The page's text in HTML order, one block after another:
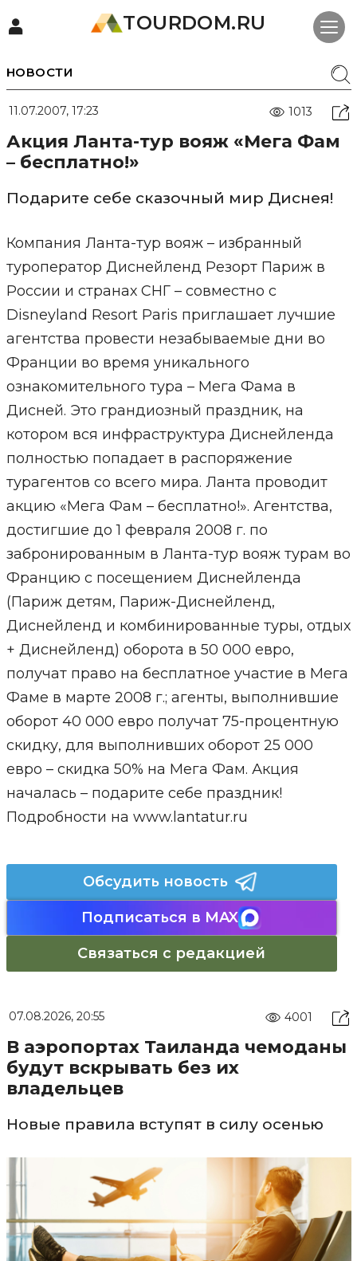
TOURDOM.RU
НОВОСТИ
11.07.2007, 17:23 1013
Акция Ланта-тур вояж «Мега Фам
– бесплатно!»
Подарите себе сказочный мир Диснея!
Компания Ланта-тур вояж – избранный
туроператор Диснейленд Резорт Париж в
России и странах СНГ – совместно c
Disneyland Resort Paris приглашает лучшие
агентства провести незабываемые дни во
Франции во время уникального
ознакомительного тура – Мега Фама в
Дисней. Это грандиозный праздник, на
котором вся инфраструктура Диснейленда
полностью попадает в распоряжение
турагентов со всего мира. Ланта проводит
акцию «Мега Фам – бесплатно!». Агентства,
достигшие до 1 февраля 2008 г. по
забронированным в Ланта-тур вояж турам во
Францию с посещением Диснейленда
(Париж детям, Париж-Диснейленд,
Диснейленд и комбинированные туры, отдых
+ Диснейленд) оборота в 50 000 евро,
получат право на бесплатное участие в Мега
Фаме в марте 2008 г.; агенты, выполнившие
оборот 40 000 евро получат 75-процентную
скидку, для выполнивших оборот 25 000
евро – скидка 50% на Мега Фам. Акция
началась – подарите себе праздник!
Подробности на www.lantatur.ru
Обсудить новость
Подписаться в MAX
Связаться с редакцией
07.08.2026, 20:55 4001
В аэропортах Таиланда чемоданы
будут вскрывать без их
владельцев
Новые правила вступят в силу осенью